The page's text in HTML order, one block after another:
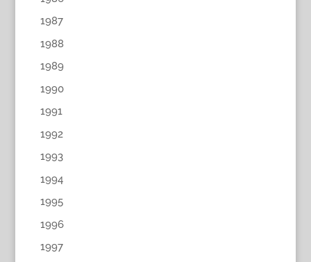
1987
1988
1989
1990
1991
1992
1993
1994
1995
1996
1997